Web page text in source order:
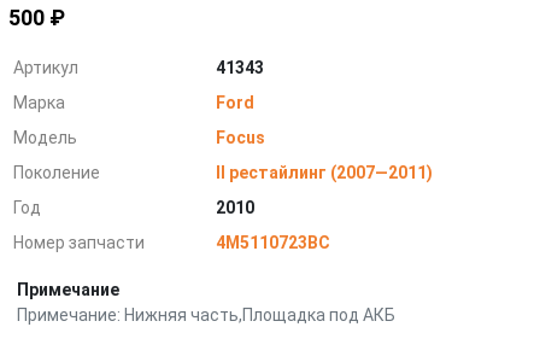
500 ₽
Артикул
41343
Марка
Ford
Модель
Focus
Поколение
II рестайлинг (2007—2011)
Год
2010
Номер запчасти
4M5110723BC
Примечание
Примечание: Нижняя часть,Площадка под АКБ